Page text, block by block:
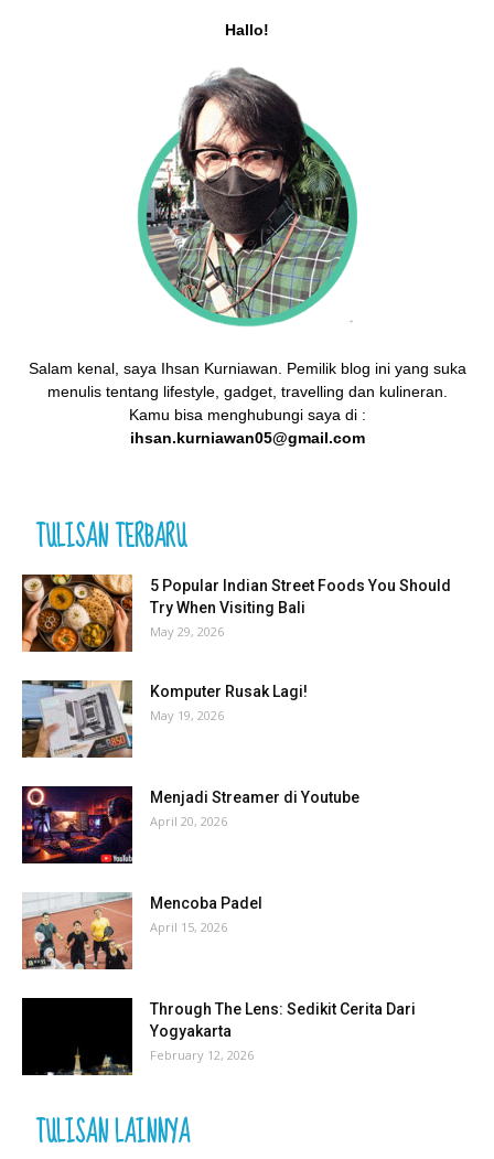
Hallo!
Salam kenal, saya Ihsan Kurniawan. Pemilik blog ini yang suka
menulis tentang lifestyle, gadget, travelling dan kulineran.
Kamu bisa menghubungi saya di :
ihsan.kurniawan05@gmail.com
TULISAN TERBARU
5 Popular Indian Street Foods You Should
Try When Visiting Bali
May 29, 2026
Komputer Rusak Lagi!
May 19, 2026
Menjadi Streamer di Youtube
April 20, 2026
Mencoba Padel
April 15, 2026
Through The Lens: Sedikit Cerita Dari
Yogyakarta
February 12, 2026
TULISAN LAINNYA